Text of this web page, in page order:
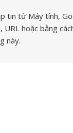
tin từ Máy tính,
hoặc bằng
này.